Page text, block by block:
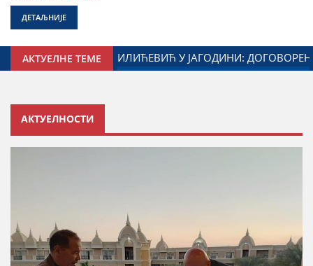
ДЕТАЉНИЈЕ
АКТУЕЛНЕ ТЕМЕЗАДУЖЕНОГ ЗА ОДНОСЕ СА ДИЈАСПОРОМ
АКТУЕЛНОСТИ